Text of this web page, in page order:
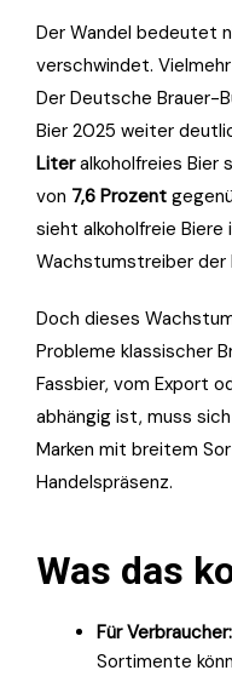
Der Wandel bedeutet
verschwindet.
Der Deutsche Brauer-
Bier 2025 weiter
Literalkoholfreies Bier
von 7,6 Prozent
sieht alkoholfreie Biere
Wachstumstreiber der
Doch dieses
Probleme klassischer
Fassbier, vom Export
abhängig ist, muss
Marken mit breitem
Handelspräsenz.
Was das
Für Verbraucher:
Sortimente